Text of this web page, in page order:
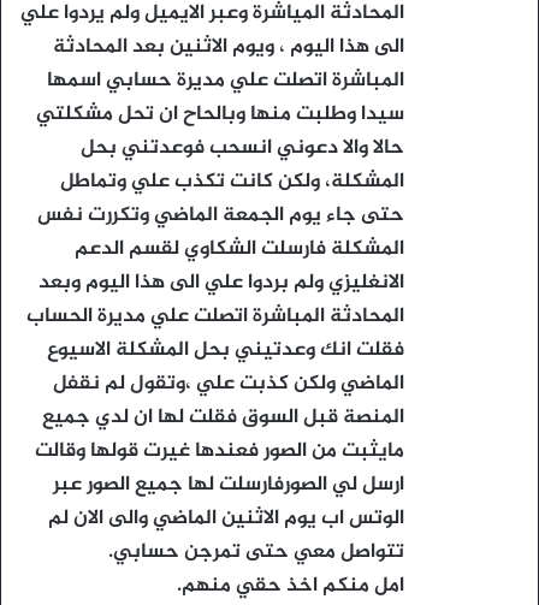
المحادثة المياشرة وعبر الايميل ولم يردوا علي
الى هذا اليوم ، ويوم الاثنين بعد المحادثة
المباشرة اتصلت علي مديرة حسابي اسمها
سيدا وطلبت منها وبالحاح ان تحل مشكلتي
حالا والا دعوني انسحب فوعدتني بحل
المشكلة، ولكن كانت تكذب علي وتماطل
حتى جاء يوم الجمعة الماضي وتكررت نفس
المشكلة فارسلت الشكاوي لقسم الدعم
الانغليزي ولم بردوا علي الى هذا اليوم وبعد
المحادثة المباشرة اتصلت علي مديرة الحساب
فقلت انك وعدتيني بحل المشكلة الاسيوع
الماضي ولكن كذبت علي ،وتقول لم نقفل
المنصة قبل السوق فقلت لها ان لدي جميع
مايثبت من الصور فعندها غيرت قولها وقالت
ارسل لي الصورفارسلت لها جميع الصور عبر
الوتس اب يوم الاثنين الماضي والى الان لم
تتواصل معي حتى تمرجن حسابي.
امل منكم اخذ حقي منهم.